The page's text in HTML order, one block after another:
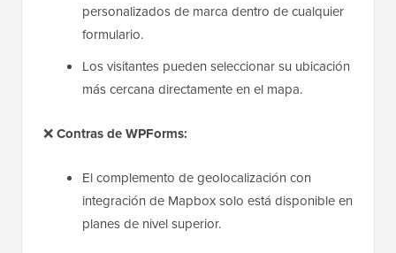
personalizados de marca dentro de cualquier
formulario.
Los visitantes pueden seleccionar su ubicación
más cercana directamente en el mapa.
❌Contras de WPForms:
El complemento de geolocalización con
integración de Mapbox solo está disponible en
planes de nivel superior.